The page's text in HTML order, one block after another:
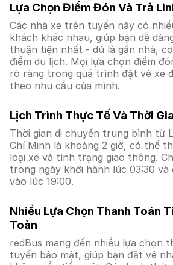
Lựa Chọn Điểm Đón Và Trả
Các nhà xe trên tuyến này có
khách khác nhau, giúp bạn dễ
thuận tiện nhất - dù là gần nhà,
điểm du lịch. Mọi lựa chọn điểm
rõ ràng trong quá trình đặt vé xe
theo nhu cầu của mình.
Lịch Trình Thực Tế Và Thời
Thời gian di chuyển trung bình từ
Chí Minh là khoảng 2 giờ, có thể
loại xe và tình trạng giao thông.
trong ngày khởi hành lúc 03:30 và
vào lúc 19:00.
Nhiều Lựa Chọn Thanh Toán
Toàn
redBus mang đến nhiều lựa chọn
tuyến bảo mật, giúp bạn đặt vé